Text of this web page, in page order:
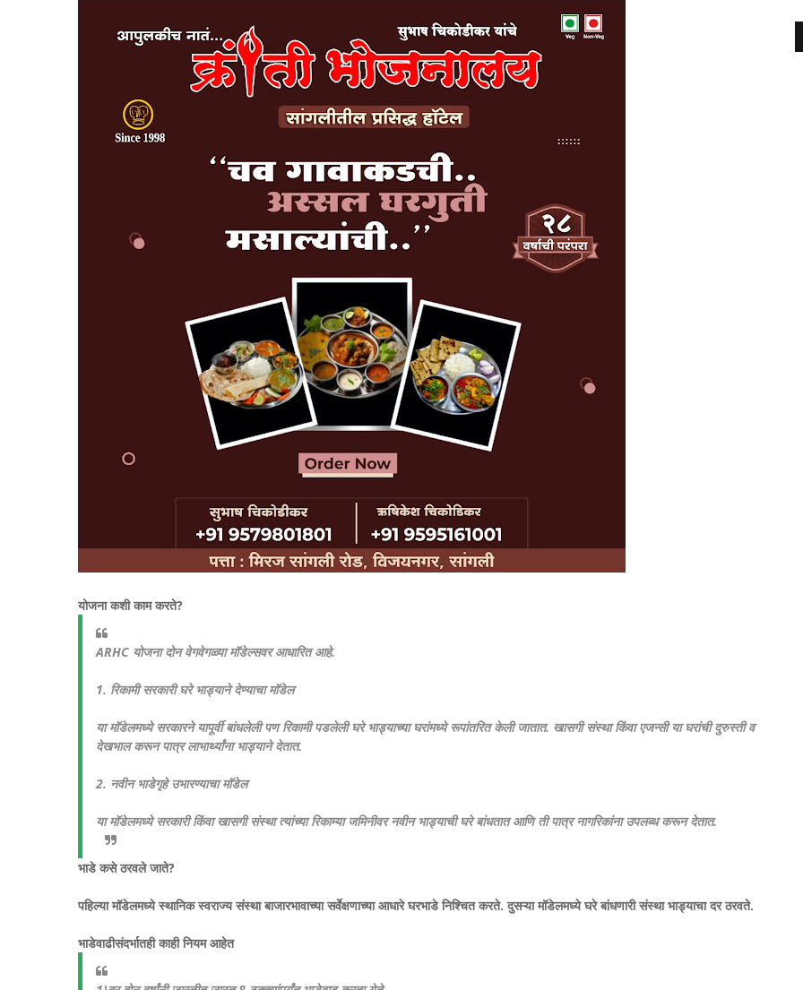
योजना कशी काम करते?
ARHC योजना दोन वेगवेगळ्या मॉडेल्सवर आधारित आहे.
1. रिकामी सरकारी घरे भाड्याने देण्याचा मॉडेल
या मॉडेलमध्ये सरकारने यापूर्वी बांधलेली पण रिकामी पडलेली घरे भाड्याच्या घरांमध्ये रूपांतरित केली जातात. खासगी संस्था किंवा एजन्सी या घरांची दुरुस्ती व
देखभाल करून पात्र लाभार्थ्यांना भाड्याने देतात.
2. नवीन भाडेगृहे उभारण्याचा मॉडेल
या मॉडेलमध्ये सरकारी किंवा खासगी संस्था त्यांच्या रिकाम्या जमिनीवर नवीन भाड्याची घरे बांधतात आणि ती पात्र नागरिकांना उपलब्ध करून देतात.
भाडे कसे ठरवले जाते?
पहिल्या मॉडेलमध्ये स्थानिक स्वराज्य संस्था बाजारभावाच्या सर्वेक्षणाच्या आधारे घरभाडे निश्चित करते. दुसऱ्या मॉडेलमध्ये घरे बांधणारी संस्था भाड्याचा दर ठरवते.
भाडेवाढीसंदर्भातही काही नियम आहेत